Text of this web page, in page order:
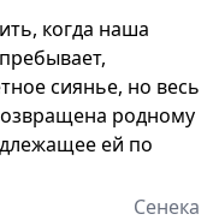
когда наша
сиянье, но весь
родному
ей по
Сенека